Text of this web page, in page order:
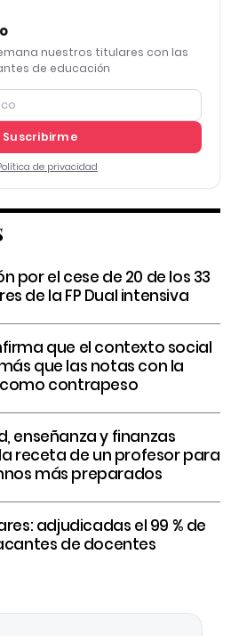
nuestros titulares con las
de educación
Suscribirme
de privacidad
por el cese de 20 de los 33
de la FP Dual intensiva
que el contexto social
que las notas con la
contrapeso
enseñanza y finanzas
receta de un profesor para
más preparados
adjudicadas el 99 % de
de docentes